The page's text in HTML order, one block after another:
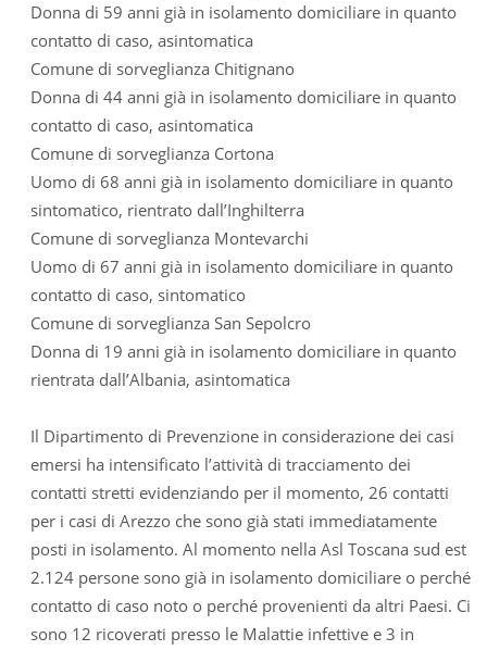
Donna di 59 anni già in isolamento domiciliare in quanto
contatto di caso, asintomatica
Comune di sorveglianza Chitignano
Donna di 44 anni già in isolamento domiciliare in quanto
contatto di caso, asintomatica
Comune di sorveglianza Cortona
Uomo di 68 anni già in isolamento domiciliare in quanto
sintomatico, rientrato dall’Inghilterra
Comune di sorveglianza Montevarchi
Uomo di 67 anni già in isolamento domiciliare in quanto
contatto di caso, sintomatico
Comune di sorveglianza San Sepolcro
Donna di 19 anni già in isolamento domiciliare in quanto
rientrata dall’Albania, asintomatica
Il Dipartimento di Prevenzione in considerazione dei casi
emersi ha intensificato l’attività di tracciamento dei
contatti stretti evidenziando per il momento, 26 contatti
per i casi di Arezzo che sono già stati immediatamente
posti in isolamento. Al momento nella Asl Toscana sud est
2.124 persone sono già in isolamento domiciliare o perché
contatto di caso noto o perché provenienti da altri Paesi. Ci
sono 12 ricoverati presso le Malattie infettive e 3 in